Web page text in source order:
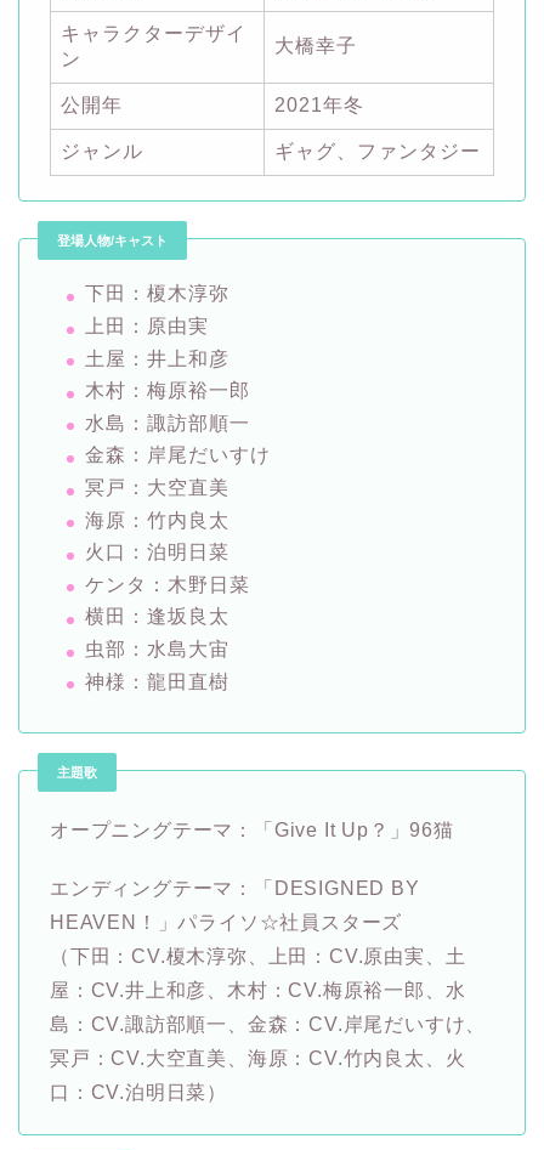
キャラクターデザイ
ン
大橋幸子
公開年 2021年冬
ジャンル ギャグ、ファンタジー
登場人物/キャスト
下田：榎木淳弥
上田：原由実
土屋：井上和彦
木村：梅原裕一郎
水島：諏訪部順一
金森：岸尾だいすけ
冥戸：大空直美
海原：竹内良太
火口：泊明日菜
ケンタ：木野日菜
横田：逢坂良太
虫部：水島大宙
神様：龍田直樹
主題歌
オープニングテーマ：「Give It Up？」96猫
エンディングテーマ：「DESIGNED BY
HEAVEN！」パライソ☆社員スターズ
（下田：CV.榎木淳弥、上田：CV.原由実、土
屋：CV.井上和彦、木村：CV.梅原裕一郎、水
島：CV.諏訪部順一、金森：CV.岸尾だいすけ、
冥戸：CV.大空直美、海原：CV.竹内良太、火
口：CV.泊明日菜）